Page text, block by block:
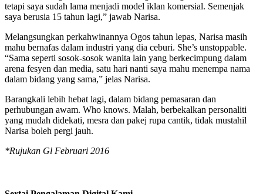
tetapi saya sudah lama menjadi model iklan komersial. Semenjak
saya berusia 15 tahun lagi,” jawab Narisa.
Melangsungkan perkahwinannya Ogos tahun lepas, Narisa masih
mahu bernafas dalam industri yang dia ceburi. She’s unstoppable.
“Sama seperti sosok-sosok wanita lain yang berkecimpung dalam
arena fesyen dan media, satu hari nanti saya mahu menempa nama
dalam bidang yang sama,” jelas Narisa.
Barangkali lebih hebat lagi, dalam bidang pemasaran dan
perhubungan awam. Who knows. Malah, berbekalkan personaliti
yang mudah didekati, mesra dan pakej rupa cantik, tidak mustahil
Narisa boleh pergi jauh.
*Rujukan Gl Februari 2016